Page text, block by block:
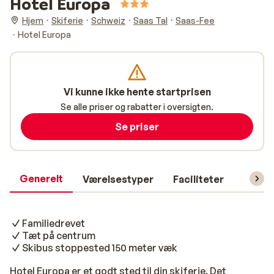
Hjem Skiferie Schweiz Saas Tal
Saas-Fee
Hotel Europa
Generelt Værelsestyper Faciliteter
Familiedrevet
Tæt på centrum
Skibus stoppested 150 meter væk
Hotel Europa er et godt sted til din skiferie. Det
Vi kunne ikke hente startprisen
Se alle priser og rabatter i oversigten.
Se priser